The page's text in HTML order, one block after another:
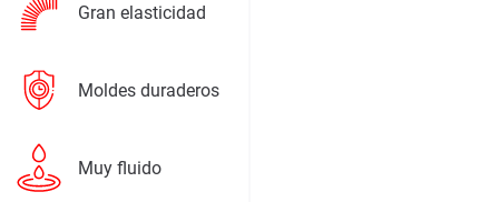
Gran elasticidad
Moldes duraderos
Muy fluido